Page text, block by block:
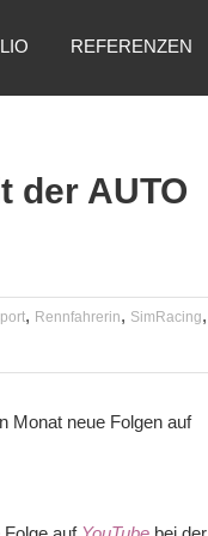
REFERENZEN
der AUTO
, Rennfahrerin, SimRacing,